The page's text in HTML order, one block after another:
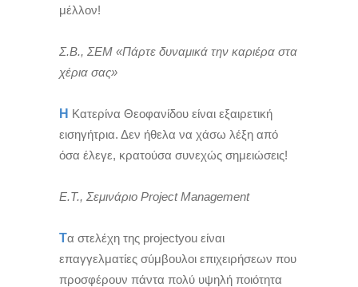
μέλλον!
Σ.Β., ΣΕΜ «Πάρτε δυναμικά την καριέρα στα
χέρια σας»
Η Κατερίνα Θεοφανίδου είναι εξαιρετική
εισηγήτρια. Δεν ήθελα να χάσω λέξη από
όσα έλεγε, κρατούσα συνεχώς σημειώσεις!
Ε.Τ., Σεμινάριο Project Management
Τα στελέχη της projectyou είναι
επαγγελματίες σύμβουλοι επιχειρήσεων που
προσφέρουν πάντα πολύ υψηλή ποιότητα